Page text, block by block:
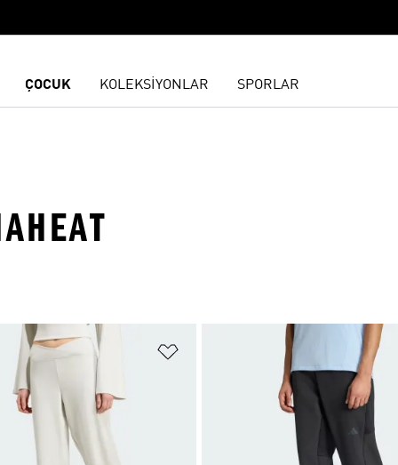
ÇOCUK KOLEKSİYONLAR SPORLAR
Ekle Favori Listesine Ekle